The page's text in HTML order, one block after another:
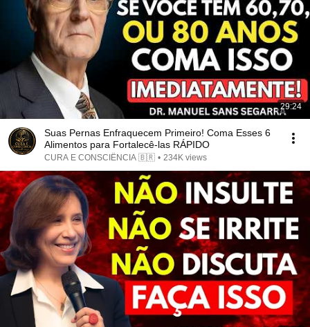
29:24
Suas Pernas Enfraquecem Primeiro! Coma Esses 6
Alimentos para Fortalecê-las RÁPIDO
CURA E CONSCIÊNCIA 🇧🇷 • 234K views